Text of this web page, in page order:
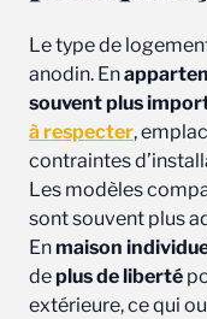
Le type de
anodin. En
souvent plus
à respecter,
contraintes
Les modèles
sont souvent plus
Enmaison
deplus de liberté
extérieure, ce qui